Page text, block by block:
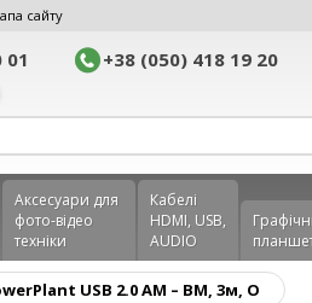
сайту
01 +38 (050) 418 19 20
Аксесуари для
фото-відео
техніки
Кабелі
HDMI, USB,
AUDIO
Графічні
USB 2.0 AM – BM, 3м, O